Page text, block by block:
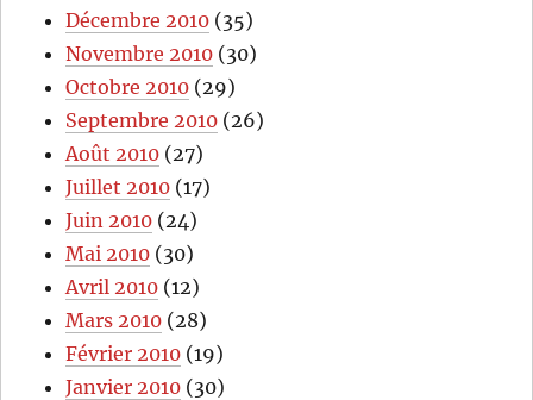
Décembre 2010 (35)
Novembre 2010 (30)
Octobre 2010 (29)
Septembre 2010 (26)
Août 2010 (27)
Juillet 2010 (17)
Juin 2010 (24)
Mai 2010 (30)
Avril 2010 (12)
Mars 2010 (28)
Février 2010 (19)
Janvier 2010 (30)